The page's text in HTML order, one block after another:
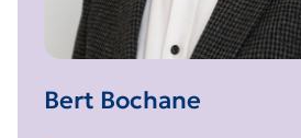
Bert Bochane